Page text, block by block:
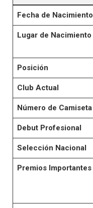
Fecha de Nacimiento
Lugar de Nacimiento
Posición
Club Actual
Número de Camiseta
Debut Profesional
Selección Nacional
Premios Importantes